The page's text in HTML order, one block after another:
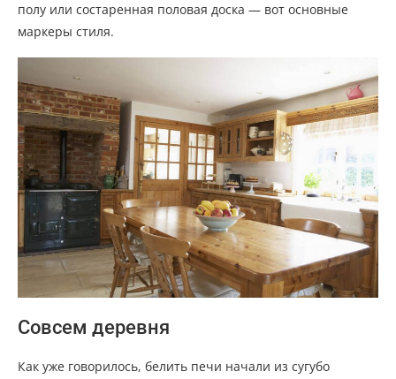
полу или состаренная половая доска — вот основные
маркеры стиля.
Совсем деревня
Как уже говорилось, белить печи начали из сугубо